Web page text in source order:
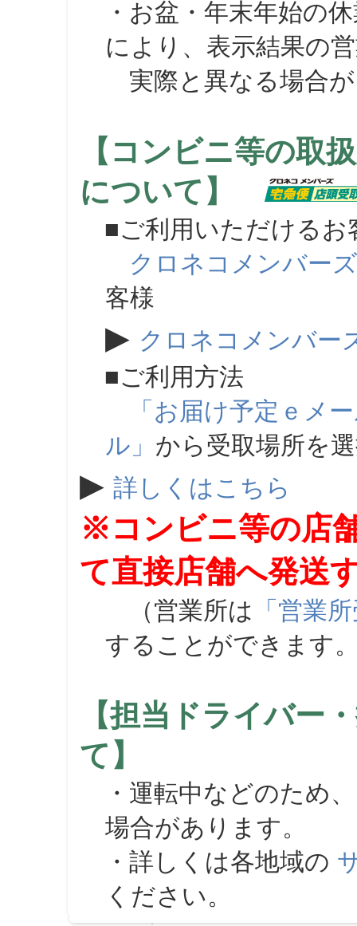
・お盆・年末年始の
により、表示結果の
実際と異なる場合が
【コンビニ等の取
について】
■ご利用いただけるお
クロネコメンバーズ
客様
▶ クロネコメンバー
■ご利用方法
「お届け予定ｅメ
ル」 から受取場所を
▶ 詳しくはこちら
※コンビニ等の店
て直接店舗へ発送
（営業所は 「営業
することができます
【担当ドライバー
て】
・運転中などのため
場合があります。
・詳しくは各地域の
ください。